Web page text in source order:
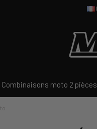
Combinaisons moto 2 pièces